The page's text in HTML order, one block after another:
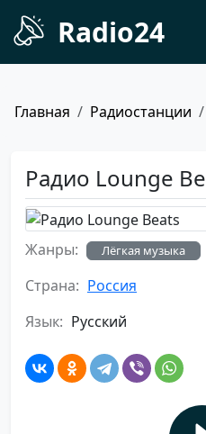
Radio24
Главная Радиостанции
Радио Lounge
Жанры: Лёгкая музыка
Страна: Россия
Язык: Русский